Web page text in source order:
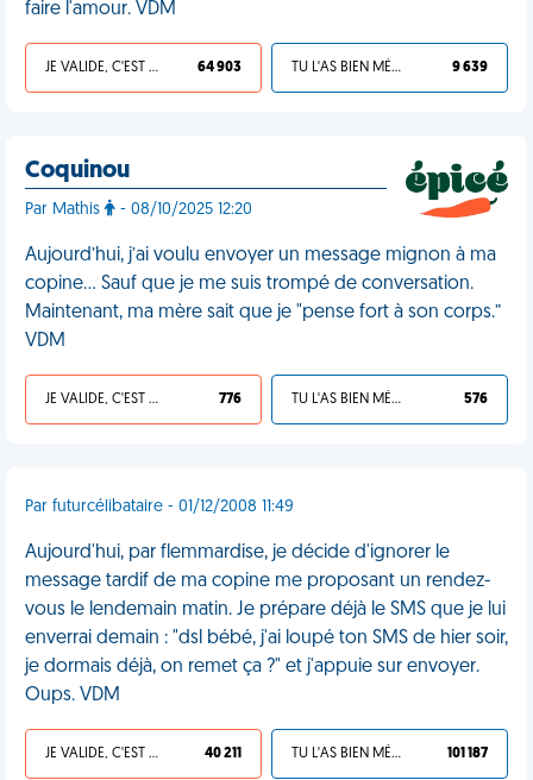
faire l'amour. VDM
JE VALIDE, C'EST UNE VDM 64 903 TU L'AS BIEN MÉRITÉ 9 639
Coquinou
Par Mathis - 08/10/2025 12:20
Aujourd’hui, j’ai voulu envoyer un message mignon à ma
copine… Sauf que je me suis trompé de conversation.
Maintenant, ma mère sait que je "pense fort à son corps.”
VDM
JE VALIDE, C'EST UNE VDM 776 TU L'AS BIEN MÉRITÉ 576
Par futurcélibataire - 01/12/2008 11:49
Aujourd'hui, par flemmardise, je décide d'ignorer le
message tardif de ma copine me proposant un rendez-
vous le lendemain matin. Je prépare déjà le SMS que je lui
enverrai demain : "dsl bébé, j'ai loupé ton SMS de hier soir,
je dormais déjà, on remet ça ?" et j'appuie sur envoyer.
Oups. VDM
JE VALIDE, C'EST UNE VDM 40 211 TU L'AS BIEN MÉRITÉ 101 187